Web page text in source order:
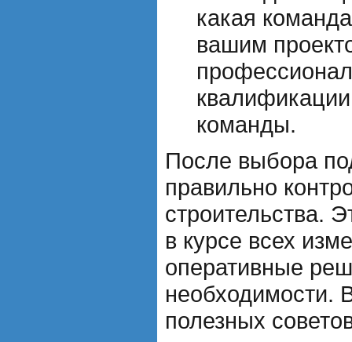
какая
вашим
команды.
После выбора
правильно
строительства.
в курсе всех
оперативные
необходимости.
полезных